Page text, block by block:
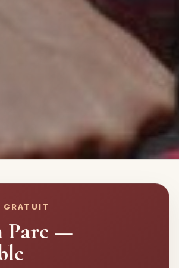
GRATUIT
Parc —